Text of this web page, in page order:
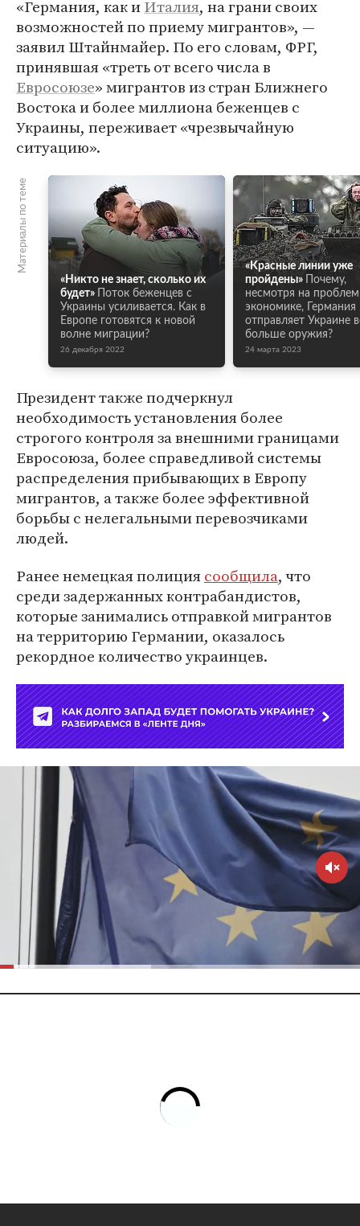
«Германия, как иИталия, на грани своих
возможностей по приему мигрантов», —
заявил Штайнмайер. По его словам, ФРГ,
принявшая «треть от всего числа в
Евросоюзе» мигрантов из стран Ближнего
Востока и более миллиона беженцев с
Украины, переживает «чрезвычайную
ситуацию».
Материалы по теме
«Никто не знает, сколько их
будет»
Поток беженцев с
Украины усиливается. Как в
Европе готовятся к новой
волне миграции?
26 декабря 2022
«Красные линии уже
пройдены»
Почему,
несмотря на
экономике, Германия
отправляет Украине
больше оружия?
24 марта 2023
Президент также подчеркнул
необходимость установления более
строгого контроля за внешними границами
Евросоюза, более справедливой системы
распределения прибывающих в Европу
мигрантов, а также более эффективной
борьбы с нелегальными перевозчиками
людей.
Ранее немецкая полициясообщила, что
среди задержанных контрабандистов,
которые занимались отправкой мигрантов
на территорию Германии, оказалось
рекордное количество украинцев.